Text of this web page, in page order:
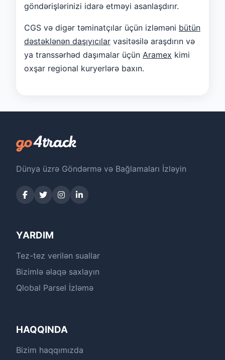
göndərişlərinizi idarə etməyi asanlaşdırır.
CGS və digər təminatçılar üçün izləməni bütün
dəstəklənən daşıyıcılar vasitəsilə araşdırın və
ya transsərhəd daşımalar üçün Aramex kimi
oxşar regional kuryerlərə baxın.
Dünya üzrə Göndərmə və Bağlamaları İzləyin
YARDIM
Tez-tez verilən suallar
Bizimlə əlaqə saxlayın
Qlobal Parsel İzləmə
HAQQINDA
Bizim haqqımızda